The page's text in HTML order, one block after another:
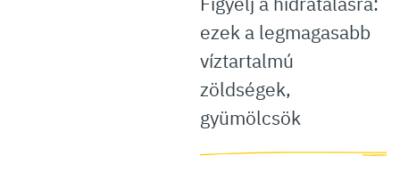
ezek a legmagasabb
víztartalmú
zöldségek,
gyümölcsök